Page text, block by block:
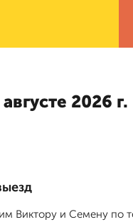
2026 г.
Виктору и Семену по